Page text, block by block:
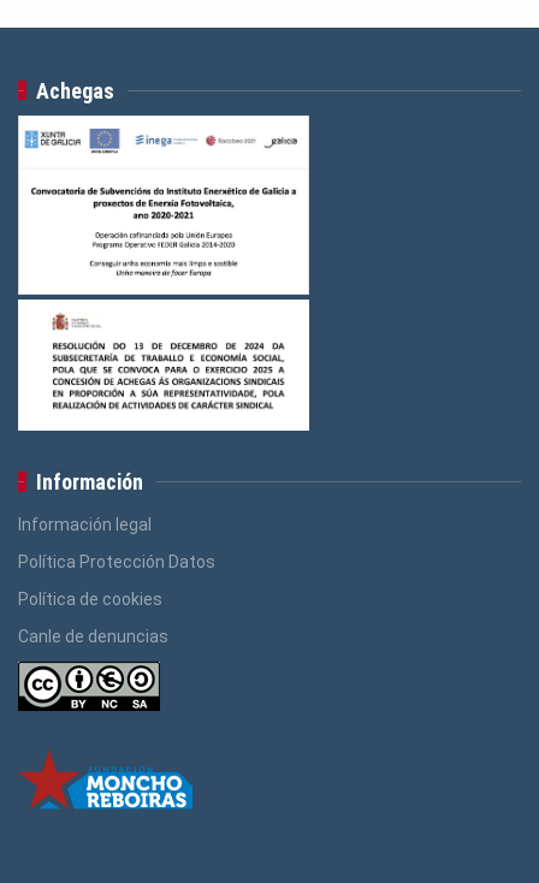
Achegas
Información
Información legal
Política Protección Datos
Política de cookies
Canle de denuncias